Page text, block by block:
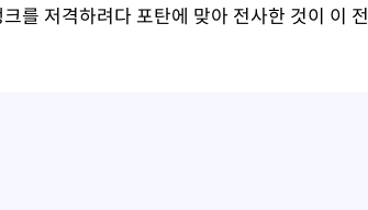
를 저격하려다 포탄에 맞아 전사한 것이 이